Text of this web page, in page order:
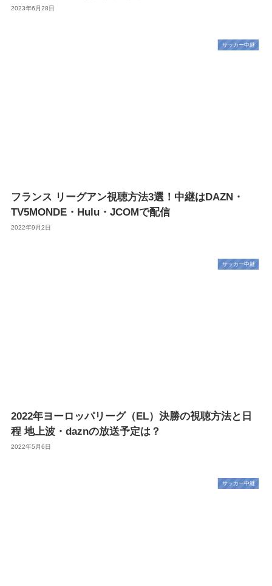
2023年6月28日
サッカー中継
フランス リーグアン視聴方法3選！中継はDAZN・
TV5MONDE・Hulu・JCOMで配信
2022年9月2日
サッカー中継
2022年ヨーロッパリーグ（EL）決勝の視聴方法と日
程 地上波・daznの放送予定は？
2022年5月6日
サッカー中継